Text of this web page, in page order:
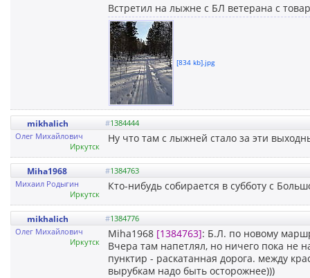
Встретил на лыжне с БЛ ветерана с
[834 kb].jpg
mikhalich #1384444
Олег Михайлович
Иркутск
Ну что там с лыжней стало за эти
Miha1968 #1384763
Михаил Родыгин
Иркутск
Кто-нибудь собирается в субботу с
mikhalich #1384776
Олег Михайлович
Иркутск
Miha1968 [1384763]: Б.Л. по новому
Вчера там напетлял, но ничего пока
пунктир - раскатанная дорога. между
вырубкам надо быть осторожнее)))